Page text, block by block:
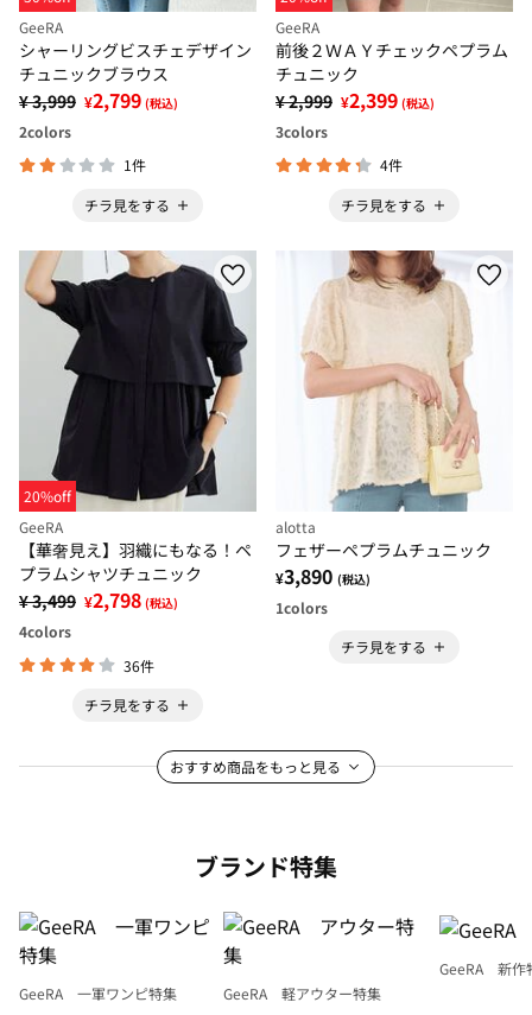
GeeRA
シャーリングビスチェデザイン
チュニックブラウス
¥ 3,999 ¥2,799 (税込)
2colors
1件
チラ見をする
GeeRA
前後２ＷＡＹチェックペプラム
チュニック
¥ 2,999 ¥2,399 (税込)
3colors
4件
チラ見をする
20%off
GeeRA
【華奢見え】羽織にもなる！ペ
プラムシャツチュニック
¥ 3,499 ¥2,798 (税込)
4colors
36件
チラ見をする
alotta
フェザーペプラムチュニック
¥3,890 (税込)
1colors
チラ見をする
おすすめ商品をもっと見る
ブランド特集
GeeRA 一軍ワンピ特集 GeeRA 軽アウター特集
GeeRA 新作